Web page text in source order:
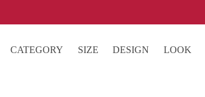
CATEGORY
SIZE DESIGN LOOK